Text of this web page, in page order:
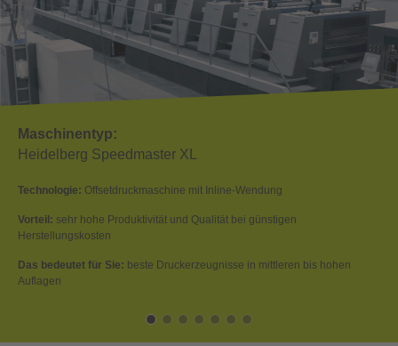
Speedmaster XL
Offsetdruckmaschine mit Inline-Wendung
sehr hohe Produktivität und Qualität bei günstigen
für Sie:beste Druckerzeugnisse in mittleren bis hohen